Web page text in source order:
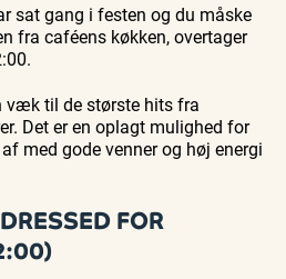
sat gang i festen og du måske
fra caféens køkken, overtager
væk til de største hits fra
Det er en oplagt mulighed for
med gode venner og høj energi
FOR